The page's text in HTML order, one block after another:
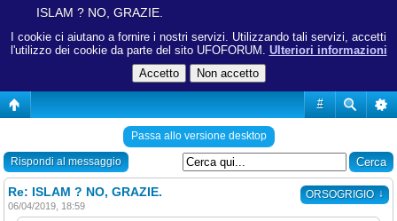
I cookie ci aiutano a fornire i nostri servizi. Utilizzando tali servizi, accetti
l'utilizzo dei cookie da parte del sito UFOFORUM. Ulteriori informazioni
#
ISLAM ? NO, GRAZIE.
Passa allo versione desktop
Rispondi al messaggio
ORSOGRIGIO ↓
Re: ISLAM ? NO, GRAZIE.
06/04/2019, 18:59